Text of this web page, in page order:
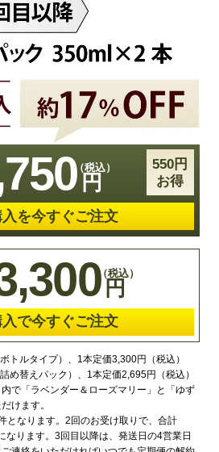
円
550円
お得
を今すぐご注文
円
で今すぐご注文
トルタイプ）、1本定価3,300円（税込）
め替えパック）、1本定価2,695円（税込）
で「ラベンダー＆ローズマリー」と「ゆず
けます。
となります。2回のお受け取りで、合計
なります。3回目以降は、発送日の4営業日